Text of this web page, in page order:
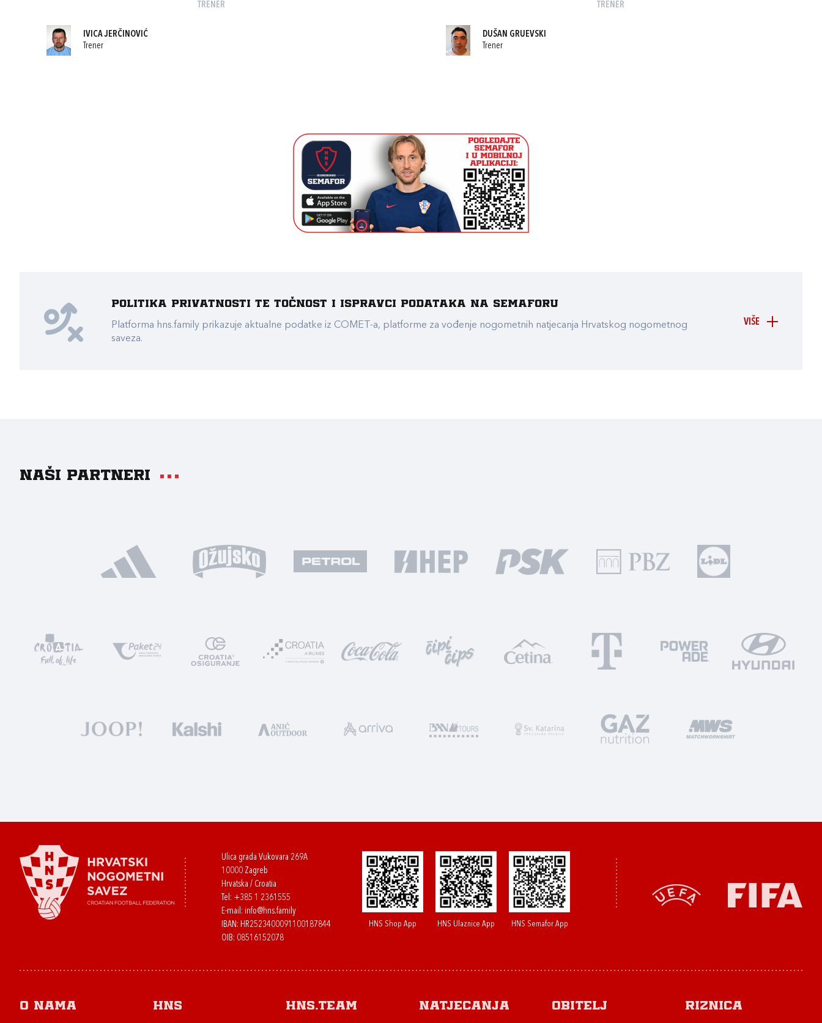
TRENER
IVICA JERČINOVIĆ
Trener
TRENER
DUŠAN GRUEVSKI
Trener
VIŠE
Politika privatnosti te točnost i ispravci podataka na Semaforu
Platforma hns.family prikazuje aktualne podatke iz COMET-a, platforme za vođenje nogometnih natjecanja Hrvatskog nogometnog
saveza.
Naši partneri
Ulica grada Vukovara 269A
10000 Zagreb
Hrvatska / Croatia
Tel: +385 1 2361555
E-mail: info@hns.family
IBAN: HR2523400091100187844
OIB: 08516152078
HNS Shop App HNS Ulaznice App HNS Semafor App
O nama HNS HNS.team Natjecanja Obitelj Riznica